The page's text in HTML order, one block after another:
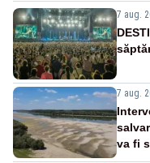
7 aug.
7 aug.
va fi